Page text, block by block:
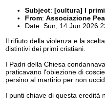
Policy delle liste di PeaceLink
Richieste di rimozione
Subject: [cultura] I
From: Associazione
Date: Sun, 14 Jun 2026
Il rifiuto della violenza e la
distintivi dei primi cristiani.
I Padri della Chiesa
praticavano l'obiezione di
persino al martirio per non
I punti chiave di questa eredità